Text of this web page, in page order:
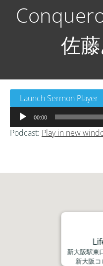
佐
Launch Sermon Player
声
プ
ヤ
00:00
Podcast: Play in new
新大阪駅東
新大阪